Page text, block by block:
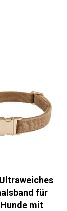
Ultraweiches
für
mit